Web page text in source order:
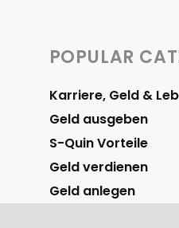
POPULAR
Karriere, Geld &
Geld ausgeben
S-Quin Vorteile
Geld verdienen
Geld anlegen